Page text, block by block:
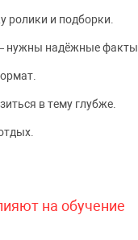
ролики и подборки.
нужны надёжные факты.
в тему глубже.
на обучение